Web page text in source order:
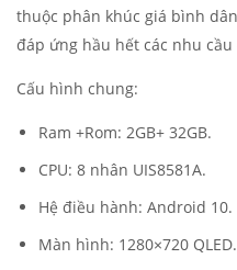
thuộc phân khúc giá bình
đáp ứng hầu hết các nhu cầu
Cấu hình chung:
Ram +Rom: 2GB+ 32GB.
CPU: 8 nhân UIS8581A.
Hệ điều hành: Android 10.
Màn hình: 1280×720 QLED.